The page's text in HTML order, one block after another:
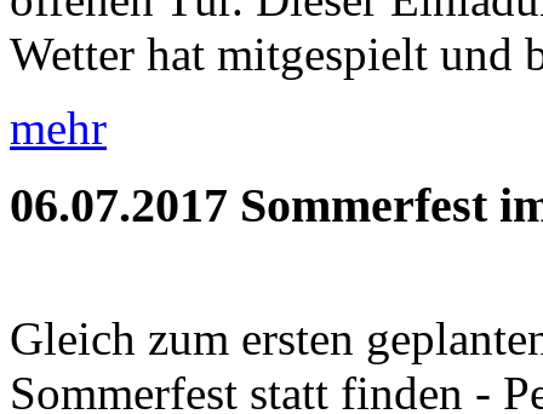
Wetter hat mitgespielt und
mehr
06.07.2017 Sommerfest
Gleich zum ersten
Sommerfest statt finden -